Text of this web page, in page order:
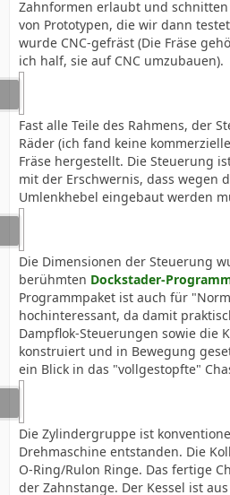
Zahnformen erlaubt und
von Prototypen, die wir dann
wurde CNC-gefräst (Die Fräse
ich half, sie auf CNC umzubauen).
Fast alle Teile des Rahmens, der
Räder (ich fand keine
Fräse hergestellt. Die Steuerung
mit der Erschwernis, dass wegen
Umlenkhebel eingebaut werden
Die Dimensionen der Steuerung
berühmten Dockstader-
Programmpaket ist auch für
hochinteressant, da damit
Dampflok-Steuerungen sowie die
konstruiert und in Bewegung
ein Blick in das "vollgestopfte"
Die Zylindergruppe ist
Drehmaschine entstanden. Die
O-Ring/Rulon Ringe. Das fertige
der Zahnstange. Der Kessel ist